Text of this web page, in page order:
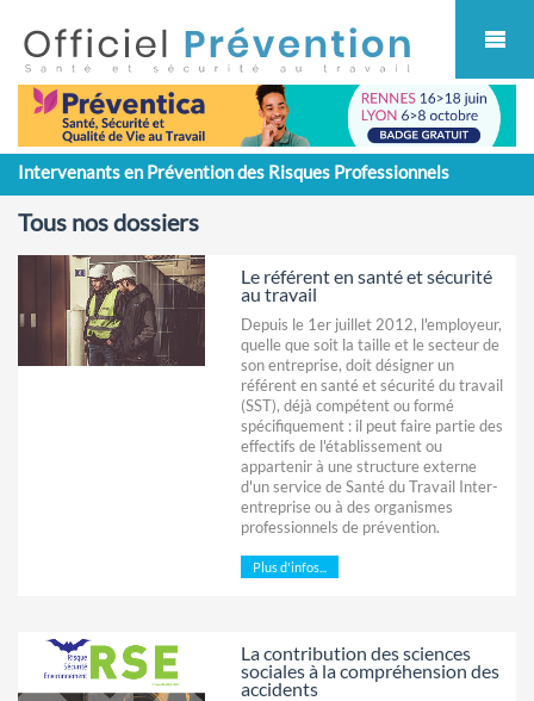
Intervenants en Prévention des Risques Professionnels
Tous nos dossiers
Le référent en santé et sécurité
au travail
Depuis le 1er juillet 2012, l'employeur,
quelle que soit la taille et le secteur de
son entreprise, doit désigner un
référent en santé et sécurité du travail
(SST), déjà compétent ou formé
spécifiquement : il peut faire partie des
effectifs de l'établissement ou
appartenir à une structure externe
d'un service de Santé du Travail Inter-
entreprise ou à des organismes
professionnels de prévention.
Plus d'infos...
La contribution des sciences
sociales à la compréhension des
accidents